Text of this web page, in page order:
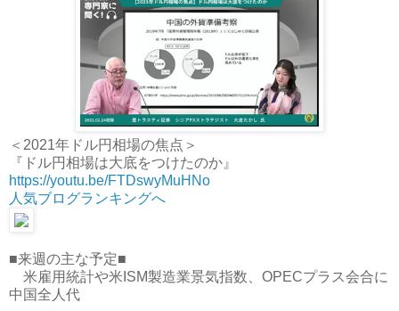
＜2021年ドル円相場の焦点＞
『ドル円相場は大底をつけたのか』
https://youtu.be/FTDswyMuHNo
人気ブログランキングへ
■来週の主な予定■
米雇用統計や米ISM製造業景気指数、OPECプラス会合に
中国全人代